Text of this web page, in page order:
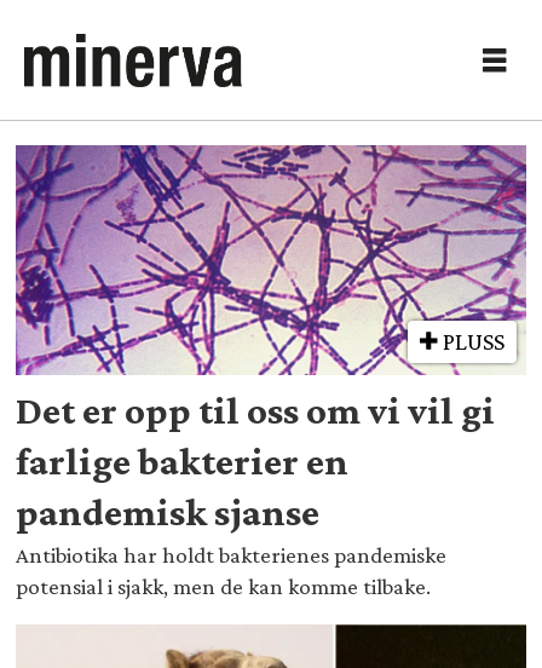
Tag:
koronaprologen
PLUSS
Det er opp til oss om vi vil gi
farlige bakterier en
pandemisk sjanse
Antibiotika har holdt bakterienes pandemiske
potensial i sjakk, men de kan komme tilbake.